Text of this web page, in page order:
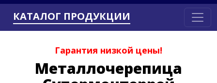
КАТАЛОГ ПРОДУКЦИИ
Гарантия низкой цены!
Металлочерепица